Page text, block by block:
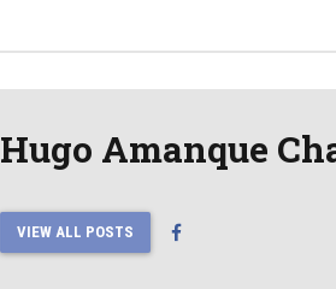
Hugo Amanque
VIEW ALL POSTS